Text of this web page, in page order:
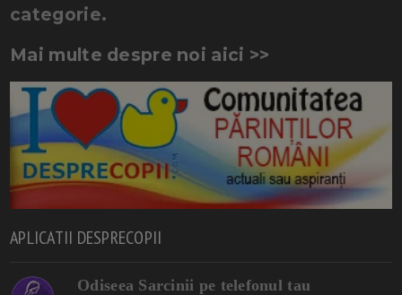
categorie.
Mai multe despre noi aici >>
APLICATII DESPRECOPII
Odiseea Sarcinii pe telefonul tau